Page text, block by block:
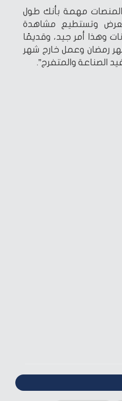
مهمة بأنك طول
وتستطيع مشاهدة
وهذا أمر جيد، وقديمًا
رمضان وعمل خارج شهر
الصناعة والمتفرج”.